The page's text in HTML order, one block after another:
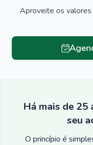
Aproveite os valores
Há mais de
seu
O princípio é